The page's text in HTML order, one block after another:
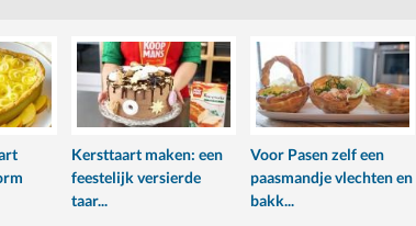
Kersttaart maken: een
feestelijk versierde
taar...
Voor Pasen zelf een
paasmandje vlechten en
bakk...